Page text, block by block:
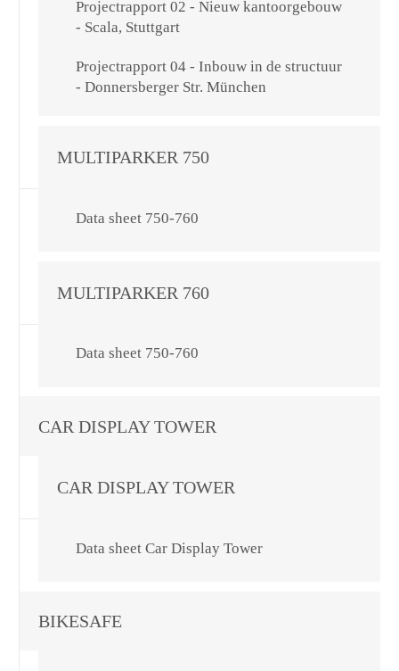
Projectrapport 02 - Nieuw kantoorgebouw
- Scala, Stuttgart
Projectrapport 04 - Inbouw in de structuur
- Donnersberger Str. München
MULTIPARKER 750
Data sheet 750-760
MULTIPARKER 760
Data sheet 750-760
CAR DISPLAY TOWER
CAR DISPLAY TOWER
Data sheet Car Display Tower
BIKESAFE